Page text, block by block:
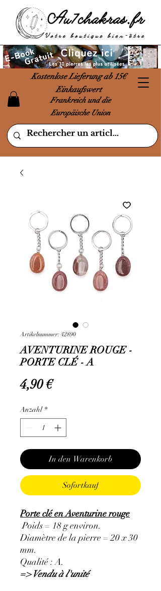
Kostenlose Lieferung ab 15€
Einkaufswert
Frankreich und die
Europäische Union
Artikelnummer: 42890
AVENTURINE ROUGE -
PORTE CLÉ - A
4,90 €Preis
Anzahl *
In den Warenkorb
Sofortkauf
Porte clé en Aventurine rouge
Poids = 18 g environ.
Diamètre de la pierre = 20 x 30
mm.
Qualité : A.
=> Vendu à l'unité